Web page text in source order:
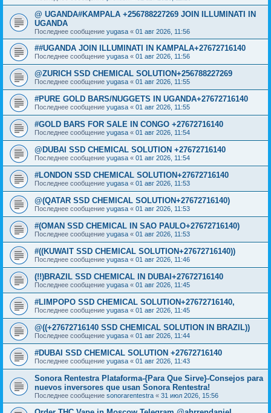
@ UGANDA#KAMPALA +256788227269 JOIN ILLUMINATI IN
UGANDA
Последнее сообщение yugasa « 01 авг 2026, 11:56
##UGANDA JOIN ILLUMINATI IN KAMPALA+27672716140
Последнее сообщение yugasa « 01 авг 2026, 11:56
@ZURICH SSD CHEMICAL SOLUTION+256788227269
Последнее сообщение yugasa « 01 авг 2026, 11:55
#PURE GOLD BARS/NUGGETS IN UGANDA+27672716140
Последнее сообщение yugasa « 01 авг 2026, 11:55
#GOLD BARS FOR SALE IN CONGO +27672716140
Последнее сообщение yugasa « 01 авг 2026, 11:54
@DUBAI SSD CHEMICAL SOLUTION +27672716140
Последнее сообщение yugasa « 01 авг 2026, 11:54
#LONDON SSD CHEMICAL SOLUTION+27672716140
Последнее сообщение yugasa « 01 авг 2026, 11:53
@(QATAR SSD CHEMICAL SOLUTION+27672716140)
Последнее сообщение yugasa « 01 авг 2026, 11:53
#(OMAN SSD CHEMICAL IN SAO PAULO+27672716140)
Последнее сообщение yugasa « 01 авг 2026, 11:53
#((KUWAIT SSD CHEMICAL SOLUTION+27672716140))
Последнее сообщение yugasa « 01 авг 2026, 11:46
(!!)BRAZIL SSD CHEMICAL IN DUBAI+27672716140
Последнее сообщение yugasa « 01 авг 2026, 11:45
#LIMPOPO SSD CHEMICAL SOLUTION+27672716140,
Последнее сообщение yugasa « 01 авг 2026, 11:45
@((+27672716140 SSD CHEMICAL SOLUTION IN BRAZIL))
Последнее сообщение yugasa « 01 авг 2026, 11:44
#DUBAI SSD CHEMICAL SOLUTION +27672716140
Последнее сообщение yugasa « 01 авг 2026, 11:43
Sonora Rentestra Plataforma-{Para Que Sirve}-Consejos para
nuevos inversores que usan Sonora Rentestra!
Последнее сообщение sonorarentestra « 31 июл 2026, 15:56